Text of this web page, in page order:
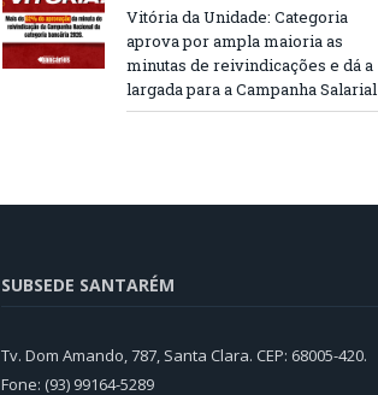
Vitória da Unidade: Categoria
aprova por ampla maioria as
minutas de reivindicações e dá a
largada para a Campanha Salarial
SUBSEDE SANTARÉM
Tv. Dom Amando, 787, Santa Clara. CEP: 68005-420.
Fone: (93) 99164-5289